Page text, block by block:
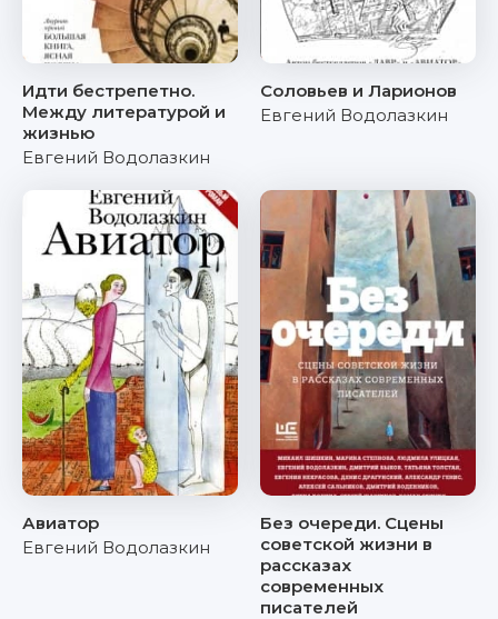
Идти бестрепетно.
Между литературой и
жизнью
Евгений Водолазкин
Соловьев и Ларионов
Евгений Водолазкин
Авиатор
Евгений Водолазкин
Без очереди. Сцены
советской жизни в
рассказах
современных
писателей